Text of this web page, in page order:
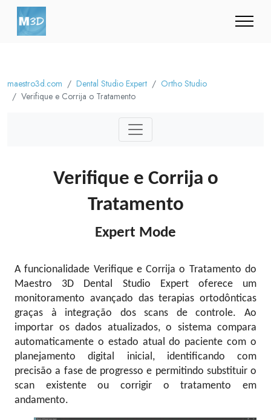
maestro3d.com Dental Studio Expert
Ortho Studio
Verifique e Corrija o Tratamento
Verifique e Corrija o
Tratamento
Expert Mode
A funcionalidade Verifique e Corrija o Tratamento do
Maestro 3D Dental Studio Expert oferece um
monitoramento avançado das terapias ortodônticas
graças à integração dos scans de controle. Ao
importar os dados atualizados, o sistema compara
automaticamente o estado atual do paciente com o
planejamento digital inicial, identificando com
precisão a fase de progresso e permitindo substituir o
scan existente ou corrigir o tratamento em
andamento.